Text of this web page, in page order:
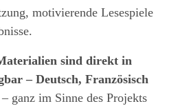
motivierende Lesespiele
sind direkt in
– Deutsch, Französisch
– ganz im Sinne des Projekts